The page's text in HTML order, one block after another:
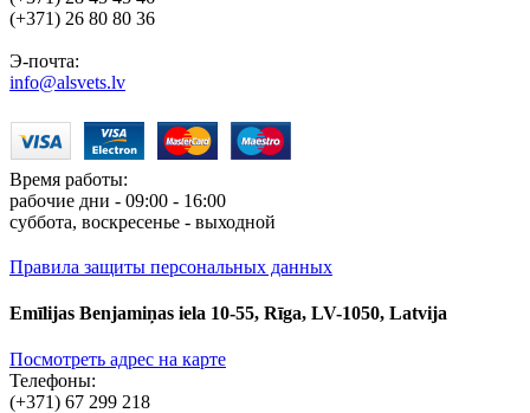
(+371) 26 80 80 36
Э-почта:
info@alsvets.lv
Время работы:
рабочие дни - 09:00 - 16:00
суббота, воскресенье - выходной
Правила защиты персональных данных
Emīlijas Benjamiņas iela 10-55, Rīga, LV-1050, Latvija
Посмотреть адрес на карте
Телефоны:
(+371) 67 299 218